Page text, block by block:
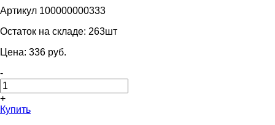
Артикул 100000000333
Остаток на складе: 263шт
Цена: 336 pуб.
-
+
Купить